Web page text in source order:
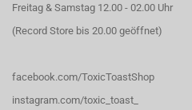
Freitag & Samstag 12.00 - 02.00 Uhr
(Record Store bis 20.00 geöffnet)
facebook.com/ToxicToastShop
instagram.com/toxic_toast_